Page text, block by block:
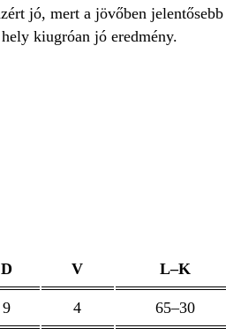
jó, mert a jövőben
kiugróan jó eredmény.
D V L–K
9 4 65–30